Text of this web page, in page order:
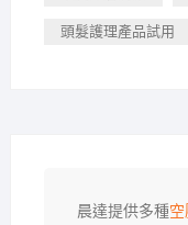
頭髮護理產品試用
晨達提供多種空